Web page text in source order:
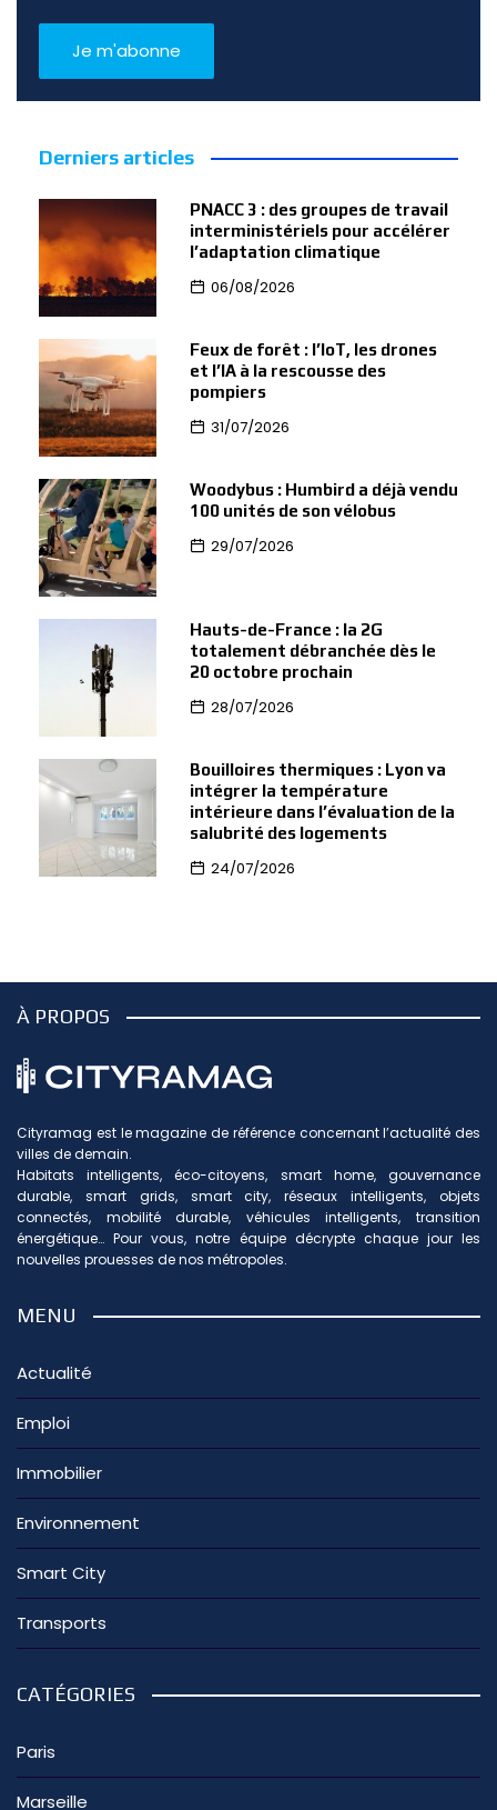
Derniers articles
PNACC 3 : des groupes de travail
interministériels pour accélérer
l’adaptation climatique
06/08/2026
Feux de forêt : l’IoT, les drones
et l’IA à la rescousse des
pompiers
31/07/2026
Woodybus : Humbird a déjà vendu
100 unités de son vélobus
29/07/2026
Hauts-de-France : la 2G
totalement débranchée dès le
20 octobre prochain
28/07/2026
Bouilloires thermiques : Lyon va
intégrer la température
intérieure dans l’évaluation de la
salubrité des logements
24/07/2026
À PROPOS
Cityramag est le magazine de référence concernant l’actualité des
villes de demain.
Habitats intelligents, éco-citoyens, smart home, gouvernance
durable, smart grids, smart city, réseaux intelligents, objets
connectés, mobilité durable, véhicules intelligents, transition
énergétique… Pour vous, notre équipe décrypte chaque jour les
nouvelles prouesses de nos métropoles.
MENU
Actualité
Emploi
Immobilier
Environnement
Smart City
Transports
CATÉGORIES
Paris
Marseille